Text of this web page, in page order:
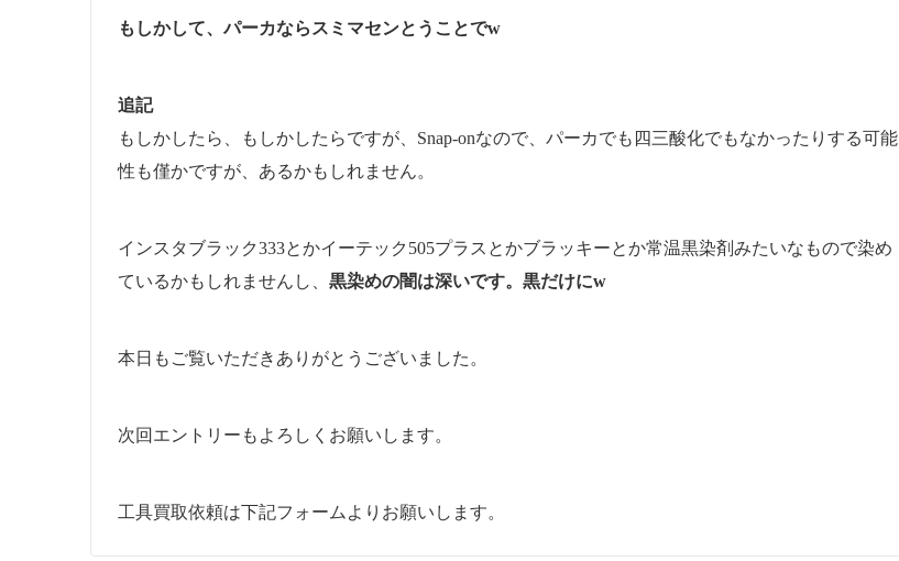
もしかして、パーカならスミマセンとうことでw
追記
もしかしたら、もしかしたらですが、Snap-onなので、パーカでも四三酸化でもなかったりする可能
性も僅かですが、あるかもしれません。
インスタブラック333とかイーテック505プラスとかブラッキーとか常温黒染剤みたいなもので染め
ているかもしれませんし、 黒染めの闇は深いです。黒だけにw
本日もご覧いただきありがとうございました。
次回エントリーもよろしくお願いします。
工具買取依頼は下記フォームよりお願いします。